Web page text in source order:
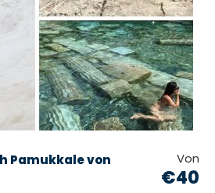
Pamukkale von
Von
€40